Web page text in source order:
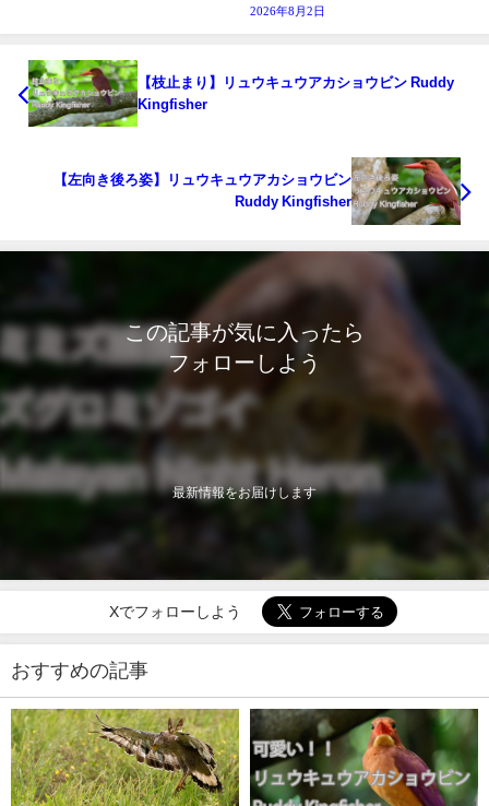
2026年8月2日
【枝止まり】リュウキュウアカショウビン Ruddy
Kingfisher
【左向き後ろ姿】リュウキュウアカショウビン
Ruddy Kingfisher
この記事が気に入ったら
フォローしよう
最新情報をお届けします
Xでフォローしよう
おすすめの記事